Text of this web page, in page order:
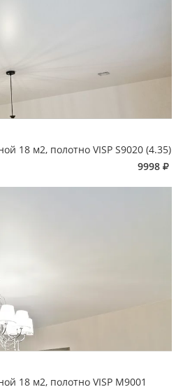
18 м2, полотно VISP S9020 (4.35)
9998
18 м2, полотно VISP M9001